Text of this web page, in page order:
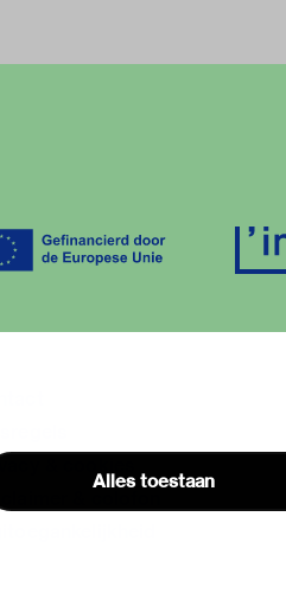
Alles toestaan
& cookies
& colofon